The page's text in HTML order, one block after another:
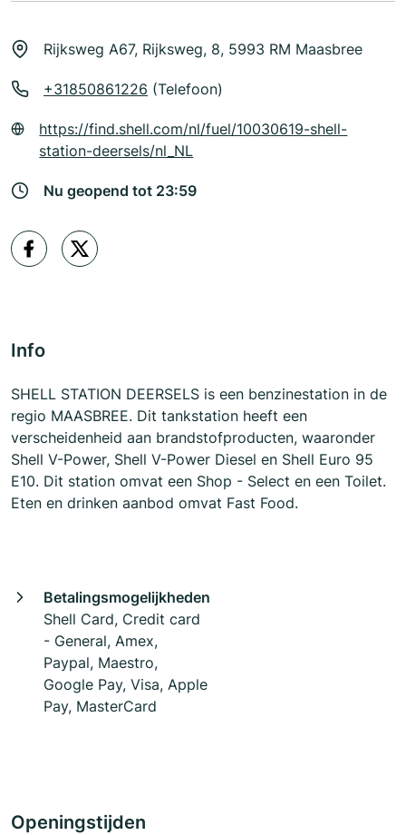
Rijksweg A67, Rijksweg, 8, 5993 RM Maasbree
+31850861226 (Telefoon)
https://find.shell.com/nl/fuel/10030619-shell-
station-deersels/nl_NL
Nu geopend tot 23:59
Info
SHELL STATION DEERSELS is een benzinestation in de
regio MAASBREE. Dit tankstation heeft een
verscheidenheid aan brandstofproducten, waaronder
Shell V-Power, Shell V-Power Diesel en Shell Euro 95
E10. Dit station omvat een Shop - Select en een Toilet.
Eten en drinken aanbod omvat Fast Food.
Betalingsmogelijkheden
Shell Card, Credit card
- General, Amex,
Paypal, Maestro,
Google Pay, Visa, Apple
Pay, MasterCard
Openingstijden